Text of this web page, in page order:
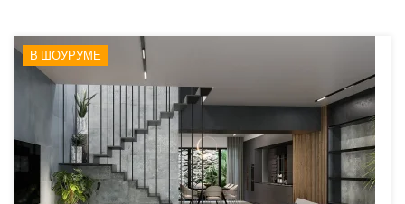
В ШОУРУМЕ